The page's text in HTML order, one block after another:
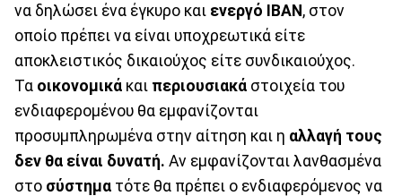
να δηλώσει ένα έγκυρο και ενεργό IBAN, στον
οποίο πρέπει να είναι υποχρεωτικά είτε
αποκλειστικός δικαιούχος είτε συνδικαιούχος.
Τα οικονομικά και περιουσιακά στοιχεία του
ενδιαφερομένου θα εμφανίζονται
προσυμπληρωμένα στην αίτηση και η αλλαγή τους
δεν θα είναι δυνατή. Αν εμφανίζονται λανθασμένα
στο σύστημα τότε θα πρέπει ο ενδιαφερόμενος να